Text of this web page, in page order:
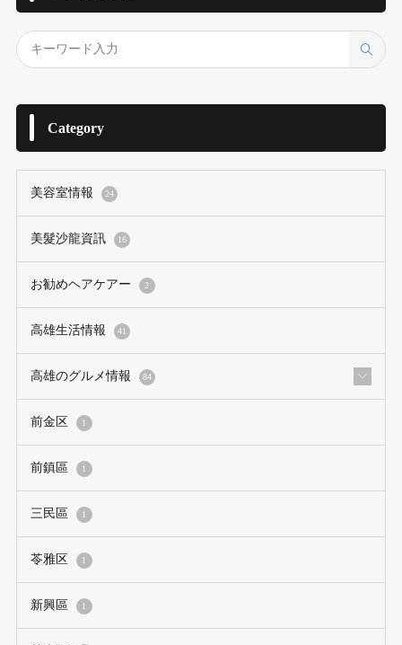
Category
美容室情報 24
美髮沙龍資訊 16
お勧めヘアケアー 2
高雄生活情報 41
高雄のグルメ情報 84
前金区 1
前鎮區 1
三民區 1
苓雅区 1
新興區 1